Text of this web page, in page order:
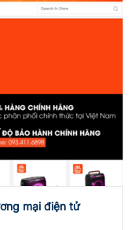
mại điện tử